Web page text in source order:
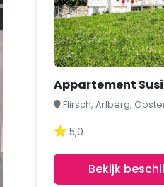
Appartement Susi
Flirsch, Arlberg,
5,0
Bekijk